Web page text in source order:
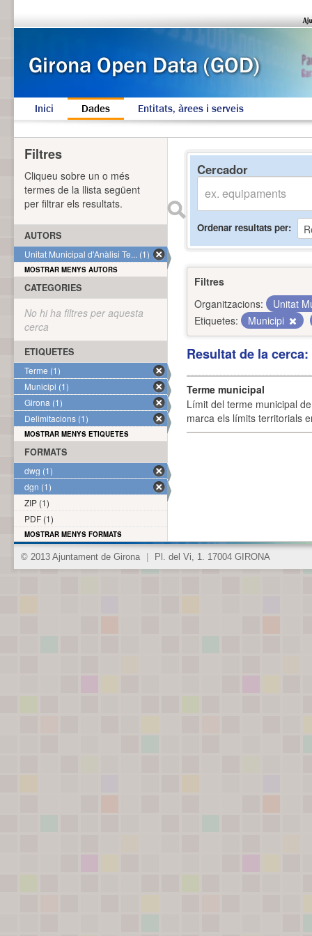
Inici Dades Entitats, àrees i serveis
Cercador
Ordenar resultats per
Filtres
Organitzacions:
Unitat
Etiquetes:
Municipi
Resultat de la
Terme municipal
Límit del terme municipal
marca els límits territorials
Filtres
Cliqueu sobre un o més
termes de la llista següent
per filtrar els resultats.
AUTORS
Unitat Municipal d'Anàlisi Te... (1)
MOSTRAR MENYS AUTORS
CATEGORIES
No hi ha filtres per aquesta
cerca
ETIQUETES
Terme (1)
Municipi (1)
Girona (1)
Delimitacions (1)
MOSTRAR MENYS ETIQUETES
FORMATS
dwg (1)
dgn (1)
ZIP (1)
PDF (1)
MOSTRAR MENYS FORMATS
© 2013 Ajuntament de Girona Pl. del Vi, 1. 17004 GIRONA